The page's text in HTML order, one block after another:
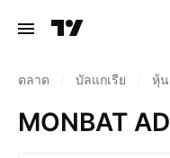
ตลาด บัลแกเรีย หุ้น
MONBAT AD